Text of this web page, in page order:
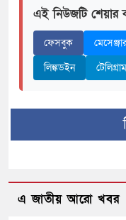
এই নিউজটি
ফেসবুক
লিঙ্কডইন
টেলিগ্রাম
এ জাতীয় আরো খবর